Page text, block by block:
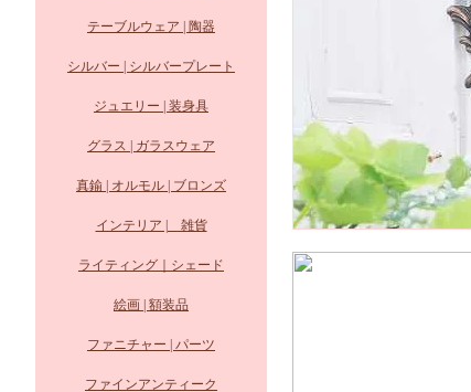
テーブルウェア | 陶器
シルバー | シルバープレート
ジュエリー | 装身具
グラス | ガラスウェア
真鍮 | オルモル | ブロンズ
インテリア | 雑貨
ライティング｜シェード
絵画 | 額装品
ファニチャー | パーツ
ファインアンティーク